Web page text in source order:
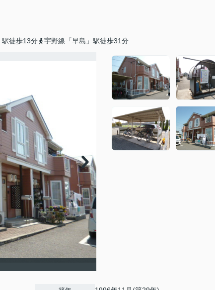
駅徒歩13分 宇野線「早島」駅徒歩31分